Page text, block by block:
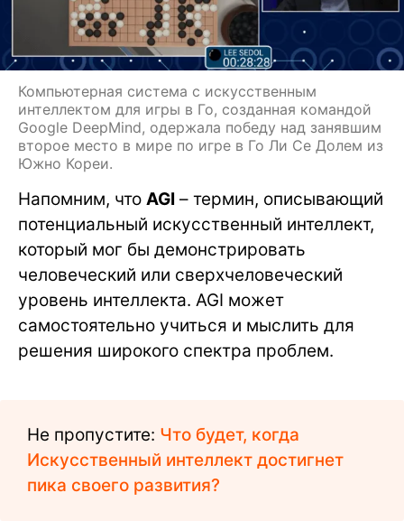
Компьютерная система с искусственным
интеллектом для игры в Го, созданная командой
Google DeepMind, одержала победу над занявшим
второе место в мире по игре в Го Ли Се Долем из
Южно Кореи.
Напомним, что AGI – термин, описывающий
потенциальный искусственный интеллект,
который мог бы демонстрировать
человеческий или сверхчеловеческий
уровень интеллекта. AGI может
самостоятельно учиться и мыслить для
решения широкого спектра проблем.
Не пропустите: Что будет, когда
Искусственный интеллект достигнет
пика своего развития?